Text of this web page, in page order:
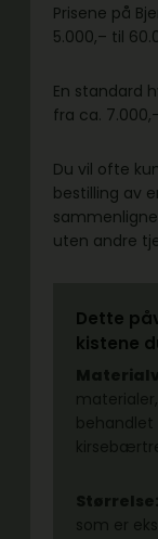
Prisene på
5.000,– til
En standard
fra ca.
Du vil ofte
bestilling av
uten andre
Dette
kistene